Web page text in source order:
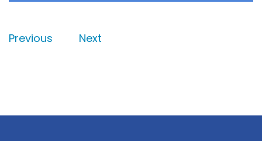
Previous Next